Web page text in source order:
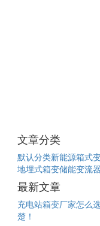
文章分类
默认分类新能源箱式
地埋式箱变储能变流
最新文章
充电站箱变厂家怎么
楚！